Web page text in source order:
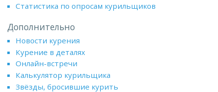
Статистика по опросам курильщиков
Дополнительно
Новости курения
Курение в деталях
Онлайн-встречи
Калькулятор курильщика
Звёзды, бросившие курить